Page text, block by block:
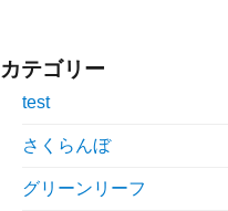
カテゴリー
test
さくらんぼ
グリーンリーフ